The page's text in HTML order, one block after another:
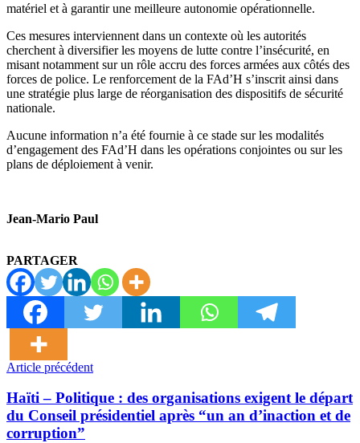
matériel et à garantir une meilleure autonomie opérationnelle.
Ces mesures interviennent dans un contexte où les autorités
cherchent à diversifier les moyens de lutte contre l’insécurité, en
misant notamment sur un rôle accru des forces armées aux côtés des
forces de police. Le renforcement de la FAd’H s’inscrit ainsi dans
une stratégie plus large de réorganisation des dispositifs de sécurité
nationale.
Aucune information n’a été fournie à ce stade sur les modalités
d’engagement des FAd’H dans les opérations conjointes ou sur les
plans de déploiement à venir.
Jean-Mario Paul
PARTAGER
Article précédent
Haïti – Politique : des organisations exigent le départ
du Conseil présidentiel après “un an d’inaction et de
corruption”